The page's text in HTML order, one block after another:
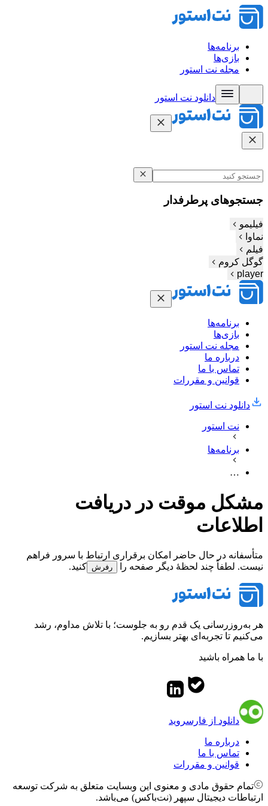
برنامه‌ها
بازی‌ها
مجله نت استور
دانلود نت‌ استور
جستجوهای پرطرفدار
فیلیمو
نماوا
فیلم‌
گوگل کروم
player
برنامه‌ها
بازی‌ها
مجله نت استور
درباره ما
تماس با ما
قوانین و مقررات
دانلود نت‌ استور
نت استور
برنامه‌ها
…
مشکل موقت در دریافت
اطلاعات
متأسفانه در حال حاضر امکان برقراری ارتباط با سرور فراهم
نیست. لطفاً چند لحظهٔ دیگر صفحه را
رفرش کنید.
هر به‌روزرسانی یک قدم رو به جلوست؛ با تلاش مداوم، رشد
می‌کنیم تا تجربه‌ای بهتر بسازیم.
با ما همراه باشید
دانلود از فارسروید
درباره ما
تماس با ما
قوانین و مقررات
تمام حقوق مادی و معنوی این وبسایت متعلق به شرکت توسعه
ارتباطات دیجیتال سپهر (نت‌باکس) می‌باشد.